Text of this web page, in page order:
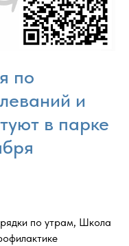
по
и
в парке
по утрам, Школа